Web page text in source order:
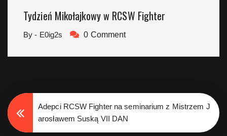
Tydzień Mikołajkowy w RCSW Fighter
By - E0ig2s 0 Comment
Adepci RCSW Fighter na seminarium z Mistrzem J
arosławem Suską VII DAN